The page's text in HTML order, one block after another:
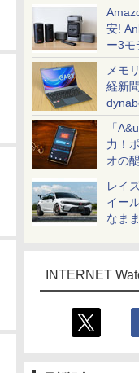
安!
ー3モ
メモ
経新
「
力！
オの
レイ
イー
なま
INTERNET